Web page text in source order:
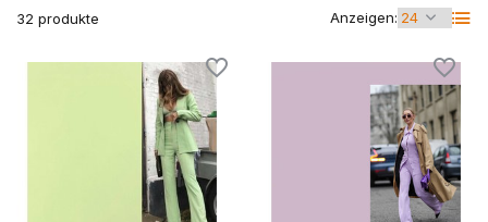
32 produkte Anzeigen: